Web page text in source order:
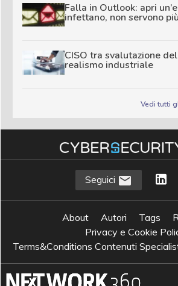
Falla in Outlook: apri
infettano, non servono
CISO tra svalutazione
realismo industriale
Vedi tutti
Seguici
About Autori Tags
Privacy e Cookie
Terms&Conditions Contenuti